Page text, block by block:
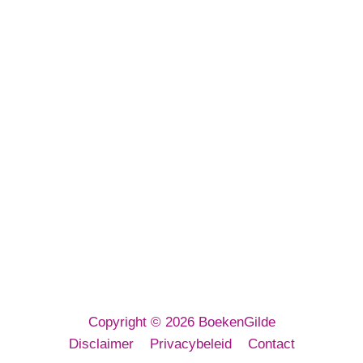
Copyright © 2026 BoekenGilde
Disclaimer
Privacybeleid Contact